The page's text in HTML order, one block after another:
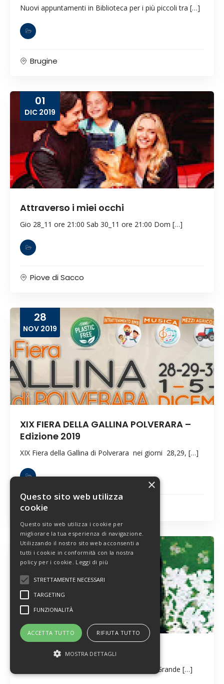
Nuovi appuntamenti in Biblioteca per i più piccoli tra […]
Brugine
01
DIC 2019
Attraverso i miei occhi
Gio 28_11 ore 21:00 Sab 30_11 ore 21:00 Dom […]
Piove di Sacco
28
NOV 2019
XIX FIERA DELLA GALLINA POLVERARA –
Edizione 2019
XIX Fiera della Gallina di Polverara nei giorni 28,29, […]
Polverara
27
NOV2019
Frida. Viva la vida
Mar 26_11 ore 21:00 Mer 27_11 ore 21:00 Grande […]
×
Questo sito web utilizza
cookie
Questo sito web utilizza i cookie per
migliorare la tua esperienza di navigazione.
Utilizzando il nostro sito web acconsenti a
tutti i cookie in conformità con la nostra
policy per i cookie. Leggi di più
STRETTAMENTE NECESSARI
TARGETING
FUNZIONALITÀ
ACCETTA TUTTO RIFIUTA TUTTO
MOSTRA DETTAGLI